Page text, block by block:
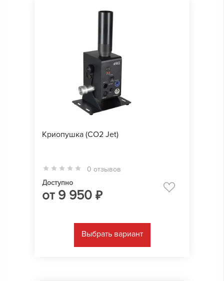
Криопушка (CO2 Jet)
0 отзывов
Доступно
от 9 950 ₽
Выбрать вариант